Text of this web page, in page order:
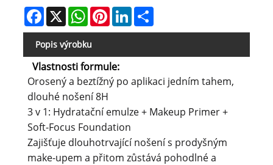
Facebook
X WhatsAppPinterestLinkedInShare
Popis výrobku
Vlastnosti formule:
Orosený a beztížný po aplikaci jedním tahem,
dlouhé nošení 8H
3 v 1: Hydratační emulze + Makeup Primer +
Soft-Focus Foundation
Zajišťuje dlouhotrvající nošení s prodyšným
make-upem a přitom zůstává pohodlné a